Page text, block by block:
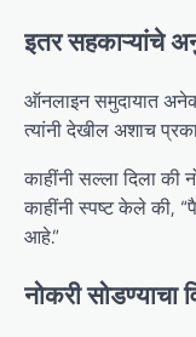
इतर सहकाऱ्यांचे
ऑनलाइन समुदायात
त्यांनी देखील अशाच
काहींनी सल्ला दिला की
काहींनी स्पष्ट केले की,
आहे.”
नोकरी सोडण्याचा